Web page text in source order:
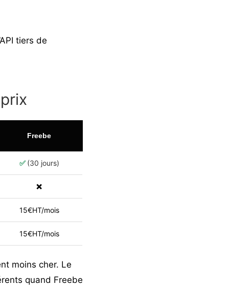
tiers de
Freebe
✅ (30 jours)
❌
15€HT/mois
15€HT/mois
moins cher. Le
quand Freebe